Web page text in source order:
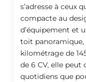
s’adresse à ceux
compacte au
d’équipement et
toit panoramique,
kilométrage de
de 6 CV, elle peut
quotidiens que